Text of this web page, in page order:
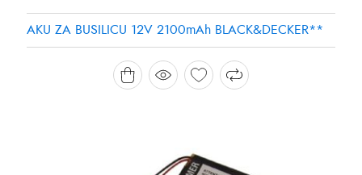
AKU ZA BUSILICU 12V 2100mAh BLACK&DECKER**